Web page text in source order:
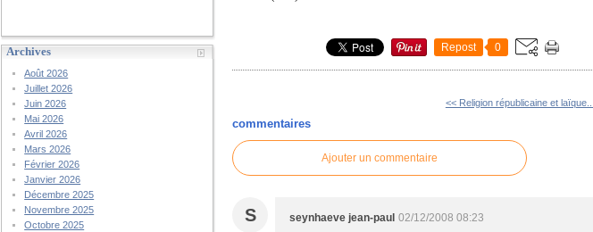
Archives
Août 2026
Juillet 2026
Juin 2026
Mai 2026
Avril 2026
Mars 2026
Février 2026
Janvier 2026
Décembre 2025
Novembre 2025
Octobre 2025
Repost 0
<< Religion républicaine et laïque....
commentaires
Ajouter un commentaire
S seynhaeve jean-paul 02/12/2008 08:23